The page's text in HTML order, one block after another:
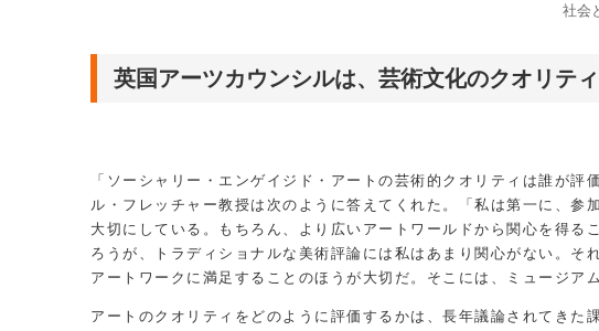
社会
英国アーツカウンシルは、芸術文化のクオリテ
「ソーシャリー・エンゲイジド・アートの芸術的クオリティは誰が
ル・フレッチャー教授は次のように答えてくれた。「私は第一に、参
大切にしている。もちろん、より広いアートワールドから関心を得
ろうが、トラディショナルな美術評論には私はあまり関心がない。そ
アートワークに満足することのほうが大切だ。そこには、ミュージア
アートのクオリティをどのように評価するかは、長年議論されてきた